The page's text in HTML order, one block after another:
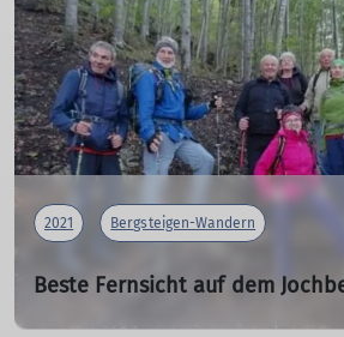
Wocha“ unter Führung von Stasi und
bei strahlend blauem Föhnhimmel
Tour zu den bekannten Münchner
mehr erfahren
2021 Bergsteigen-Wandern
Beste Fernsicht auf dem
19.10.2021